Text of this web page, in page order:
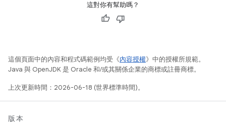
這對你有幫助嗎？
這個頁面中的內容和程式碼範例均受《內容授權》中的授權所規範。
Java 與 OpenJDK 是 Oracle 和/或其關係企業的商標或註冊商標。
上次更新時間：2026-06-18 (世界標準時間)。
版本